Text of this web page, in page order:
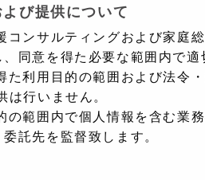
び提供について
コンサルティングおよび家庭
同意を得た必要な範囲内で
た利用目的の範囲および法令
行いません。
の範囲内で個人情報を含む業
託先を監督致します。